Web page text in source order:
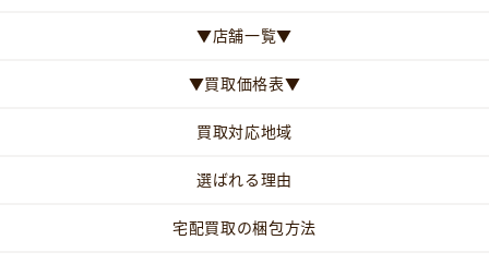
▼店舗一覧▼
▼買取価格表▼
買取対応地域
選ばれる理由
宅配買取の梱包方法